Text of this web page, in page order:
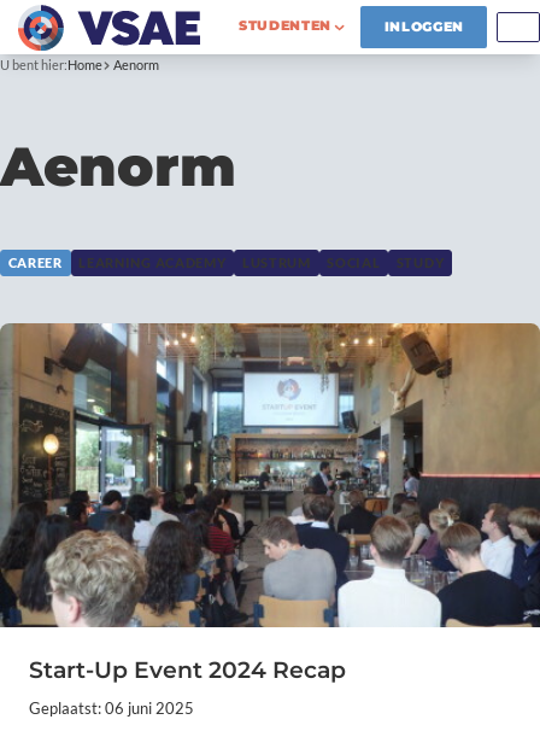
STUDENTEN INLOGGEN
U bent hier:Home Aenorm
Aenorm
CAREER LEARNING ACADEMY LUSTRUM SOCIAL STUDY
Start-Up Event 2024 Recap
Geplaatst: 06 juni 2025